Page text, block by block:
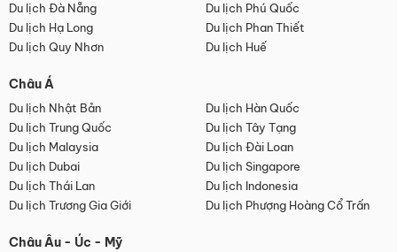
Du lịch Đà Nẵng
Du lịch Phú Quốc
Du lịch Hạ Long
Du lịch Phan Thiết
Du lịch Quy Nhơn
Du lịch Huế
Châu Á
Du lịch Nhật Bản
Du lịch Hàn Quốc
Du lịch Trung Quốc
Du lịch Tây Tạng
Du lịch Malaysia
Du lịch Đài Loan
Du lịch Dubai
Du lịch Singapore
Du lịch Thái Lan
Du lịch Indonesia
Du lịch Trương Gia Giới
Du lịch Phượng Hoàng Cổ Trấn
Châu Âu - Úc - Mỹ